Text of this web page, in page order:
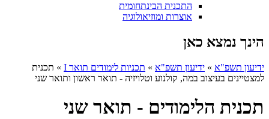
התכנית הבינתחומית
אוצרות ומוזיאולוגיה
הינך נמצא כאן
ידיעון תשפ"א » ידיעון תשפ"א » תכניות לימודים תואר I » תכנית
למצטיינים בעיצוב במה, קולנוע וטלויזיה - תואר ראשון ותואר שני
תכנית הלימודים - תואר שני